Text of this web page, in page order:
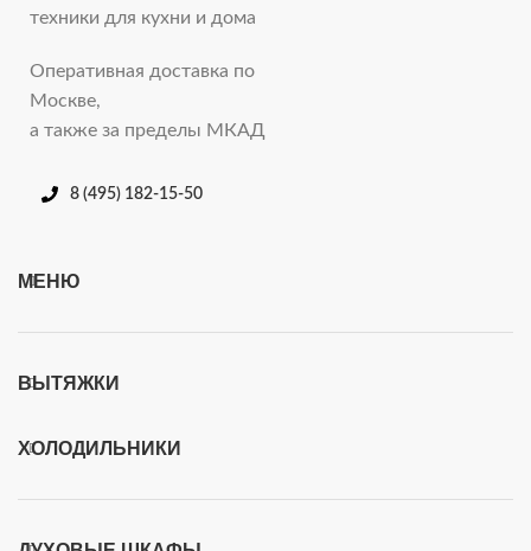
техники для кухни и дома
Оперативная доставка по
Москве,
а также за пределы МКАД
8 (495) 182-15-50
МЕНЮ
ВЫТЯЖКИ
ХОЛОДИЛЬНИКИ